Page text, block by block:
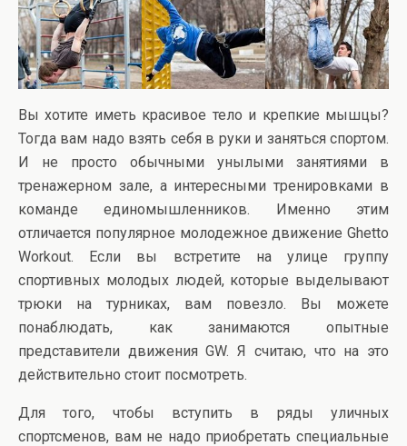
Вы хотите иметь красивое тело и крепкие мышцы?
Тогда вам надо взять себя в руки и заняться спортом.
И не просто обычными унылыми занятиями в
тренажерном зале, а интересными тренировками в
команде единомышленников. Именно этим
отличается популярное молодежное движение Ghetto
Workout. Если вы встретите на улице группу
спортивных молодых людей, которые выделывают
трюки на турниках, вам повезло. Вы можете
понаблюдать, как занимаются опытные
представители движения GW. Я считаю, что на это
действительно стоит посмотреть.
Для того, чтобы вступить в ряды уличных
спортсменов, вам не надо приобретать специальные